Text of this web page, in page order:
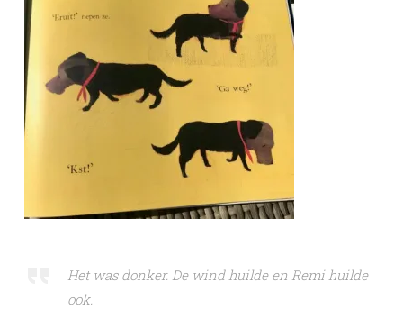
Het was donker. De wind huilde en Remi huilde
ook.